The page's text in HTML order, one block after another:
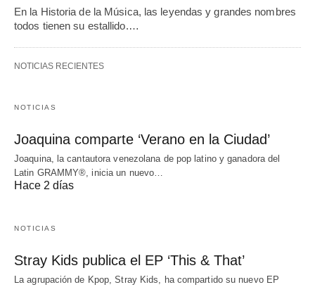
En la Historia de la Música, las leyendas y grandes nombres
todos tienen su estallido.…
NOTICIAS RECIENTES
NOTICIAS
Joaquina comparte ‘Verano en la Ciudad’
Joaquina, la cantautora venezolana de pop latino y ganadora del
Latin GRAMMY®, inicia un nuevo…
Hace 2 días
NOTICIAS
Stray Kids publica el EP ‘This & That’
La agrupación de Kpop, Stray Kids, ha compartido su nuevo EP